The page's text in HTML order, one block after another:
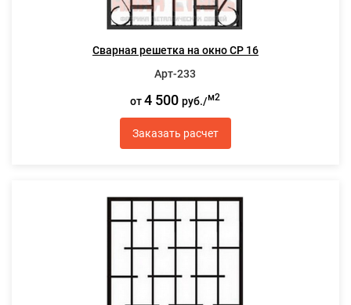
Сварная решетка на окно СР 16
Арт-233
от4 500руб./м2
Заказать расчет